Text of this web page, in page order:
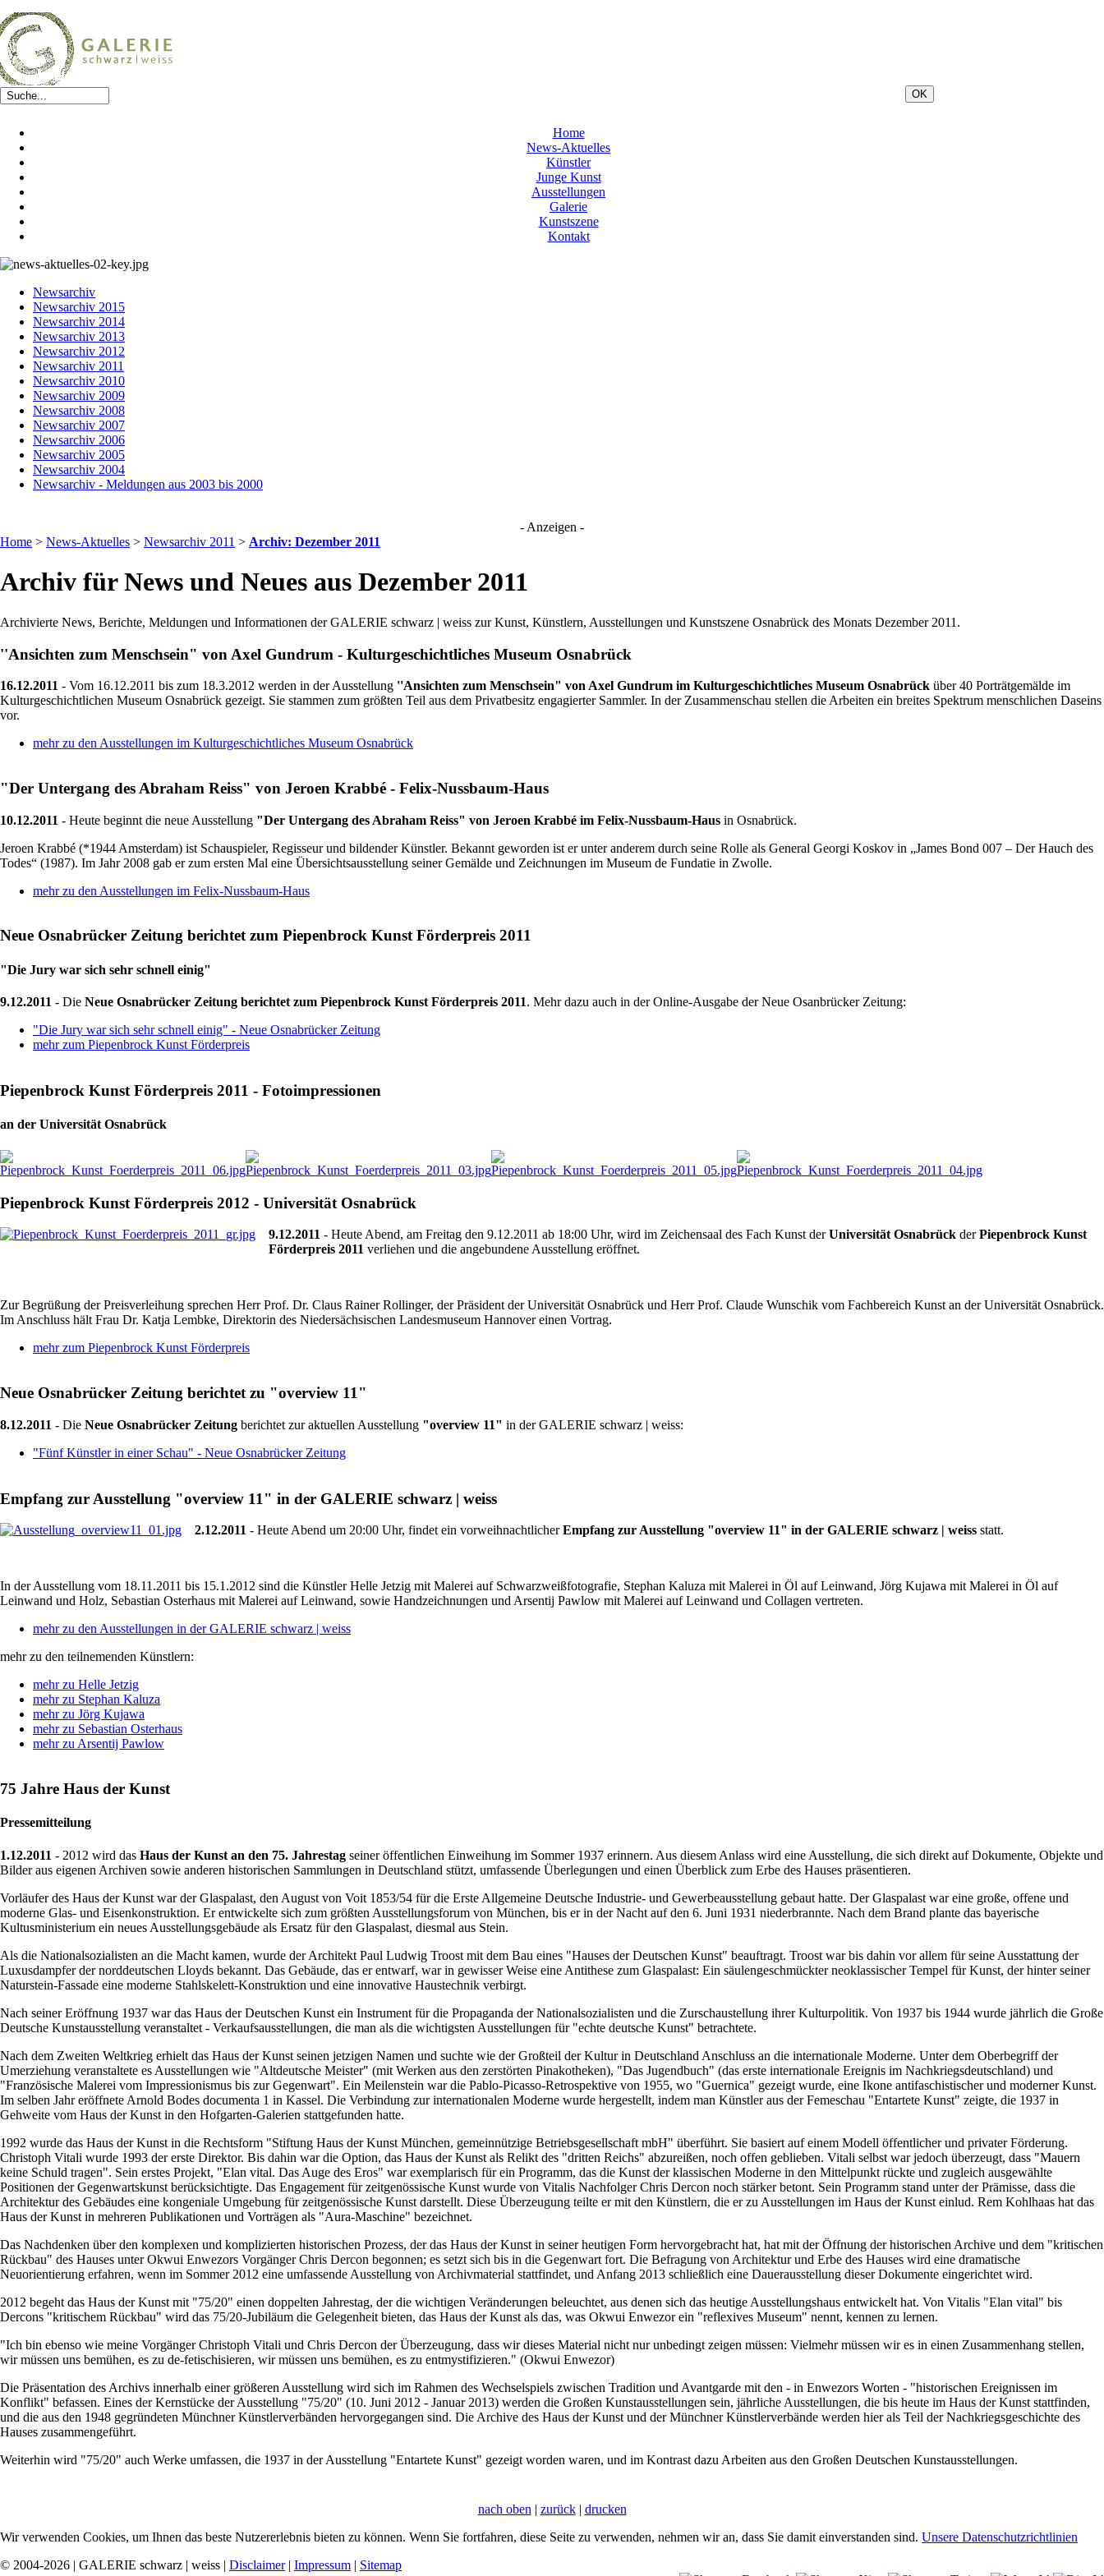
Home
News-Aktuelles
Künstler
Junge Kunst
Ausstellungen
Galerie
Kunstszene
Kontakt
Newsarchiv
Newsarchiv 2015
Newsarchiv 2014
Newsarchiv 2013
Newsarchiv 2012
Newsarchiv 2011
Newsarchiv 2010
Newsarchiv 2009
Newsarchiv 2008
Newsarchiv 2007
Newsarchiv 2006
Newsarchiv 2005
Newsarchiv 2004
Newsarchiv - Meldungen aus 2003 bis 2000
- Anzeigen -
Home > News-Aktuelles > Newsarchiv 2011 > Archiv: Dezember 2011
Archiv für News und Neues aus Dezember 2011
Archivierte News, Berichte, Meldungen und Informationen der GALERIE schwarz | weiss zur Kunst, Künstlern, Ausstellungen und Kunstszene Osnabrück des Monats Dezember 2011.
''Ansichten zum Menschsein" von Axel Gundrum - Kulturgeschichtliches Museum Osnabrück
16.12.2011 - Vom 16.12.2011 bis zum 18.3.2012 werden in der Ausstellung ''Ansichten zum Menschsein" von Axel Gundrum im Kulturgeschichtliches Museum Osnabrück über 40 Porträtgemälde im
Kulturgeschichtlichen Museum Osnabrück gezeigt. Sie stammen zum größten Teil aus dem Privatbesitz engagierter Sammler. In der Zusammenschau stellen die Arbeiten ein breites Spektrum menschlichen Daseins
vor.
mehr zu den Ausstellungen im Kulturgeschichtliches Museum Osnabrück
"Der Untergang des Abraham Reiss" von Jeroen Krabbé - Felix-Nussbaum-Haus
10.12.2011 - Heute beginnt die neue Ausstellung "Der Untergang des Abraham Reiss" von Jeroen Krabbé im Felix-Nussbaum-Haus in Osnabrück.
Jeroen Krabbé (*1944 Amsterdam) ist Schauspieler, Regisseur und bildender Künstler. Bekannt geworden ist er unter anderem durch seine Rolle als General Georgi Koskov in „James Bond 007 – Der Hauch des
Todes“ (1987). Im Jahr 2008 gab er zum ersten Mal eine Übersichtsausstellung seiner Gemälde und Zeichnungen im Museum de Fundatie in Zwolle.
mehr zu den Ausstellungen im Felix-Nussbaum-Haus
Neue Osnabrücker Zeitung berichtet zum Piepenbrock Kunst Förderpreis 2011
"Die Jury war sich sehr schnell einig"
9.12.2011 - Die Neue Osnabrücker Zeitung berichtet zum Piepenbrock Kunst Förderpreis 2011. Mehr dazu auch in der Online-Ausgabe der Neue Osanbrücker Zeitung:
"Die Jury war sich sehr schnell einig" - Neue Osnabrücker Zeitung
mehr zum Piepenbrock Kunst Förderpreis
Piepenbrock Kunst Förderpreis 2011 - Fotoimpressionen
an der Universität Osnabrück
Piepenbrock Kunst Förderpreis 2012 - Universität Osnabrück
9.12.2011 - Heute Abend, am Freitag den 9.12.2011 ab 18:00 Uhr, wird im Zeichensaal des Fach Kunst derUniversität Osnabrück derPiepenbrock Kunst
Förderpreis 2011 verliehen und die angebundene Ausstellung eröffnet.
Zur Begrüßung der Preisverleihung sprechen Herr Prof. Dr. Claus Rainer Rollinger, der Präsident der Universität Osnabrück und Herr Prof. Claude Wunschik vom Fachbereich Kunst an der Universität Osnabrück.
Im Anschluss hält Frau Dr. Katja Lembke, Direktorin des Niedersächsischen Landesmuseum Hannover einen Vortrag.
mehr zum Piepenbrock Kunst Förderpreis
Neue Osnabrücker Zeitung berichtet zu "overview 11"
8.12.2011 - Die Neue Osnabrücker Zeitung berichtet zur aktuellen Ausstellung "overview 11" in der GALERIE schwarz | weiss:
"Fünf Künstler in einer Schau" - Neue Osnabrücker Zeitung
Empfang zur Ausstellung "overview 11" in der GALERIE schwarz | weiss
2.12.2011 - Heute Abend um 20:00 Uhr, findet ein vorweihnachtlicherEmpfang zur Ausstellung "overview 11" in der GALERIE schwarz | weiss statt.
In der Ausstellung vom 18.11.2011 bis 15.1.2012 sind die Künstler Helle Jetzig mit Malerei auf Schwarzweißfotografie, Stephan Kaluza mit Malerei in Öl auf Leinwand, Jörg Kujawa mit Malerei in Öl auf
Leinwand und Holz, Sebastian Osterhaus mit Malerei auf Leinwand, sowie Handzeichnungen und Arsentij Pawlow mit Malerei auf Leinwand und Collagen vertreten.
mehr zu den Ausstellungen in der GALERIE schwarz | weiss
mehr zu den teilnemenden Künstlern:
mehr zu Helle Jetzig
mehr zu Stephan Kaluza
mehr zu Jörg Kujawa
mehr zu Sebastian Osterhaus
mehr zu Arsentij Pawlow
75 Jahre Haus der Kunst
Pressemitteilung
1.12.2011 - 2012 wird das Haus der Kunst an den 75. Jahrestag seiner öffentlichen Einweihung im Sommer 1937 erinnern. Aus diesem Anlass wird eine Ausstellung, die sich direkt auf Dokumente, Objekte und
Bilder aus eigenen Archiven sowie anderen historischen Sammlungen in Deutschland stützt, umfassende Überlegungen und einen Überblick zum Erbe des Hauses präsentieren.
Vorläufer des Haus der Kunst war der Glaspalast, den August von Voit 1853/54 für die Erste Allgemeine Deutsche Industrie- und Gewerbeausstellung gebaut hatte. Der Glaspalast war eine große, offene und
moderne Glas- und Eisenkonstruktion. Er entwickelte sich zum größten Ausstellungsforum von München, bis er in der Nacht auf den 6. Juni 1931 niederbrannte. Nach dem Brand plante das bayerische
Kultusministerium ein neues Ausstellungsgebäude als Ersatz für den Glaspalast, diesmal aus Stein.
Als die Nationalsozialisten an die Macht kamen, wurde der Architekt Paul Ludwig Troost mit dem Bau eines "Hauses der Deutschen Kunst" beauftragt. Troost war bis dahin vor allem für seine Ausstattung der
Luxusdampfer der norddeutschen Lloyds bekannt. Das Gebäude, das er entwarf, war in gewisser Weise eine Antithese zum Glaspalast: Ein säulengeschmückter neoklassischer Tempel für Kunst, der hinter seiner
Naturstein-Fassade eine moderne Stahlskelett-Konstruktion und eine innovative Haustechnik verbirgt.
Nach seiner Eröffnung 1937 war das Haus der Deutschen Kunst ein Instrument für die Propaganda der Nationalsozialisten und die Zurschaustellung ihrer Kulturpolitik. Von 1937 bis 1944 wurde jährlich die Große
Deutsche Kunstausstellung veranstaltet - Verkaufsausstellungen, die man als die wichtigsten Ausstellungen für "echte deutsche Kunst" betrachtete.
Nach dem Zweiten Weltkrieg erhielt das Haus der Kunst seinen jetzigen Namen und suchte wie der Großteil der Kultur in Deutschland Anschluss an die internationale Moderne. Unter dem Oberbegriff der
Umerziehung veranstaltete es Ausstellungen wie "Altdeutsche Meister" (mit Werken aus den zerstörten Pinakotheken), "Das Jugendbuch" (das erste internationale Ereignis im Nachkriegsdeutschland) und
"Französische Malerei vom Impressionismus bis zur Gegenwart". Ein Meilenstein war die Pablo-Picasso-Retrospektive von 1955, wo "Guernica" gezeigt wurde, eine Ikone antifaschistischer und moderner Kunst.
Im selben Jahr eröffnete Arnold Bodes documenta 1 in Kassel. Die Verbindung zur internationalen Moderne wurde hergestellt, indem man Künstler aus der Femeschau "Entartete Kunst" zeigte, die 1937 in
Gehweite vom Haus der Kunst in den Hofgarten-Galerien stattgefunden hatte.
1992 wurde das Haus der Kunst in die Rechtsform "Stiftung Haus der Kunst München, gemeinnützige Betriebsgesellschaft mbH" überführt. Sie basiert auf einem Modell öffentlicher und privater Förderung.
Christoph Vitali wurde 1993 der erste Direktor. Bis dahin war die Option, das Haus der Kunst als Relikt des "dritten Reichs" abzureißen, noch offen geblieben. Vitali selbst war jedoch überzeugt, dass "Mauern
keine Schuld tragen". Sein erstes Projekt, "Elan vital. Das Auge des Eros" war exemplarisch für ein Programm, das die Kunst der klassischen Moderne in den Mittelpunkt rückte und zugleich ausgewählte
Positionen der Gegenwartskunst berücksichtigte. Das Engagement für zeitgenössische Kunst wurde von Vitalis Nachfolger Chris Dercon noch stärker betont. Sein Programm stand unter der Prämisse, dass die
Architektur des Gebäudes eine kongeniale Umgebung für zeitgenössische Kunst darstellt. Diese Überzeugung teilte er mit den Künstlern, die er zu Ausstellungen im Haus der Kunst einlud. Rem Kohlhaas hat das
Haus der Kunst in mehreren Publikationen und Vorträgen als "Aura-Maschine" bezeichnet.
Das Nachdenken über den komplexen und komplizierten historischen Prozess, der das Haus der Kunst in seiner heutigen Form hervorgebracht hat, hat mit der Öffnung der historischen Archive und dem "kritischen
Rückbau" des Hauses unter Okwui Enwezors Vorgänger Chris Dercon begonnen; es setzt sich bis in die Gegenwart fort. Die Befragung von Architektur und Erbe des Hauses wird eine dramatische
Neuorientierung erfahren, wenn im Sommer 2012 eine umfassende Ausstellung von Archivmaterial stattfindet, und Anfang 2013 schließlich eine Dauerausstellung dieser Dokumente eingerichtet wird.
2012 begeht das Haus der Kunst mit "75/20" einen doppelten Jahrestag, der die wichtigen Veränderungen beleuchtet, aus denen sich das heutige Ausstellungshaus entwickelt hat. Von Vitalis "Elan vital" bis
Dercons "kritischem Rückbau" wird das 75/20-Jubiläum die Gelegenheit bieten, das Haus der Kunst als das, was Okwui Enwezor ein "reflexives Museum" nennt, kennen zu lernen.
"Ich bin ebenso wie meine Vorgänger Christoph Vitali und Chris Dercon der Überzeugung, dass wir dieses Material nicht nur unbedingt zeigen müssen: Vielmehr müssen wir es in einen Zusammenhang stellen,
wir müssen uns bemühen, es zu de-fetischisieren, wir müssen uns bemühen, es zu entmystifizieren." (Okwui Enwezor)
Die Präsentation des Archivs innerhalb einer größeren Ausstellung wird sich im Rahmen des Wechselspiels zwischen Tradition und Avantgarde mit den - in Enwezors Worten - "historischen Ereignissen im
Konflikt" befassen. Eines der Kernstücke der Ausstellung "75/20" (10. Juni 2012 - Januar 2013) werden die Großen Kunstausstellungen sein, jährliche Ausstellungen, die bis heute im Haus der Kunst stattfinden,
und die aus den 1948 gegründeten Münchner Künstlerverbänden hervorgegangen sind. Die Archive des Haus der Kunst und der Münchner Künstlerverbände werden hier als Teil der Nachkriegsgeschichte des
Hauses zusammengeführt.
Weiterhin wird "75/20" auch Werke umfassen, die 1937 in der Ausstellung "Entartete Kunst" gezeigt worden waren, und im Kontrast dazu Arbeiten aus den Großen Deutschen Kunstausstellungen.
nach oben | zurück| drucken
Wir verwenden Cookies, um Ihnen das beste Nutzererlebnis bieten zu können. Wenn Sie fortfahren, diese Seite zu verwenden, nehmen wir an, dass Sie damit einverstanden sind. Unsere Datenschutzrichtlinien
© 2004-2026 | GALERIE schwarz | weiss | Disclaimer| Impressum | Sitemap